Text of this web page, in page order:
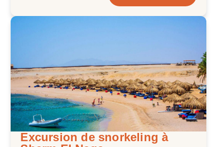
Excursion de snorkeling à